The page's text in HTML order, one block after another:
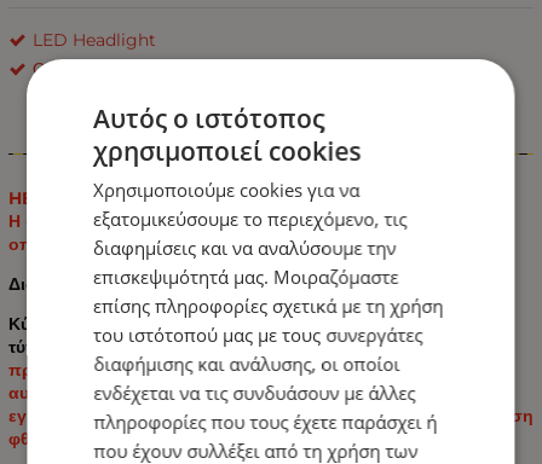
LED Headlight
ΟΕΜ
Πληροφορίες
HB4 9006 ΣΕΤ 2 ΤΕΜ.
Η υποδοχή είναι κατασκευασμένη από κεραμικό υλικό, το
οποίο είναι ανθεκτικό στις υψηλές θερμοκρασίες.
Διαθέτει συμπαγές μονωτικό κάλυμμα.
Κύβοι τοποθέτησης με καλώδια για λαμπτήρες αλογόνου
τύπου HB4 (για οχήματα με τροφοδοσία 12/24V).
προορίζεται για όλους τους προβολείς και τους λαμπτήρες
αυτοκινήτων με λαμπτήρες HB4 , επιτρέποντας την
εγκατάσταση ηλεκτρικών εγκαταστάσεων ή την αντικατάσταση
φθαρμένου λαμπτήρα.
Αυτός ο ιστότοπος
χρησιμοποιεί cookies
Χρησιμοποιούμε cookies για να
εξατομικεύσουμε το περιεχόμενο, τις
διαφημίσεις και να αναλύσουμε την
επισκεψιμότητά μας. Μοιραζόμαστε
επίσης πληροφορίες σχετικά με τη χρήση
του ιστότοπού μας με τους συνεργάτες
διαφήμισης και ανάλυσης, οι οποίοι
ενδέχεται να τις συνδυάσουν με άλλες
πληροφορίες που τους έχετε παράσχει ή
που έχουν συλλέξει από τη χρήση των